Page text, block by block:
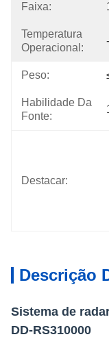
Faixa:
Temperatura
Operacional:
Peso:
Habilidade Da
Fonte:
Destacar:
Descrição
Sistema de
DD-RS310000